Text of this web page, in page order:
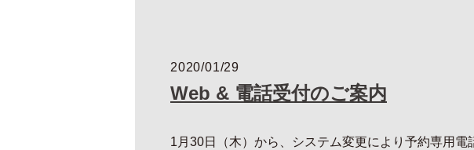
2020/01/29
Web & 電話受付のご案内
1月30日（木）から、システム変更により予約専用